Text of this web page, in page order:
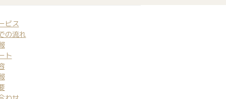
ビス
の流れ
ト